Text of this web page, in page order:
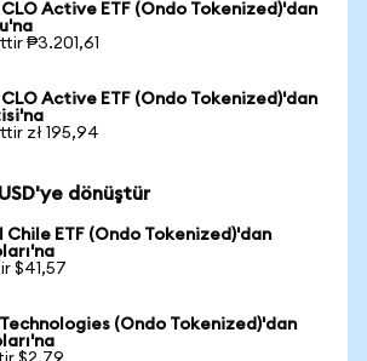
Active ETF (Ondo Tokenized)'dan
₱3.201,61
Active ETF (Ondo Tokenized)'dan
zł 195,94
dönüştür
Chile ETF (Ondo Tokenized)'dan
$41,57
(Ondo Tokenized)'dan